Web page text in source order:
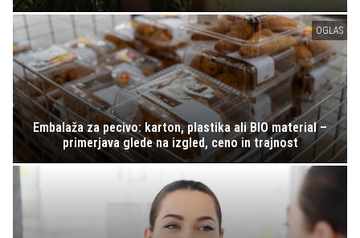
OGLAS
Embalaža za pecivo: karton, plastika ali BIO material –
primerjava glede na izgled, ceno in trajnost